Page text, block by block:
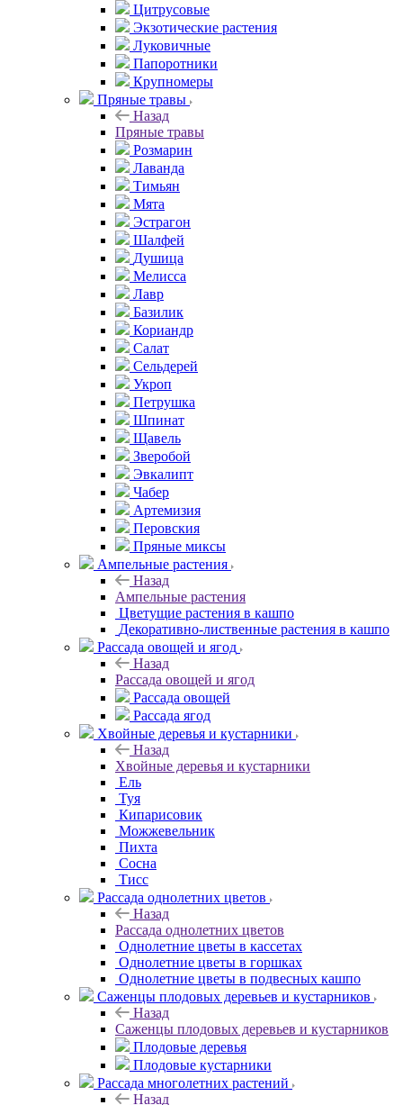
Цитрусовые
Экзотические растения
Луковичные
Папоротники
Крупномеры
Пряные травы
Назад
Пряные травы
Розмарин
Лаванда
Тимьян
Мята
Эстрагон
Шалфей
Душица
Мелисса
Лавр
Базилик
Кориандр
Салат
Сельдерей
Укроп
Петрушка
Шпинат
Щавель
Зверобой
Эвкалипт
Чабер
Артемизия
Перовския
Пряные миксы
Ампельные растения
Назад
Ампельные растения
Цветущие растения в кашпо
Декоративно-лиственные растения в кашпо
Рассада овощей и ягод
Назад
Рассада овощей и ягод
Рассада овощей
Рассада ягод
Хвойные деревья и кустарники
Назад
Хвойные деревья и кустарники
Ель
Туя
Кипарисовик
Можжевельник
Пихта
Сосна
Тисc
Рассада однолетних цветов
Назад
Рассада однолетних цветов
Однолетние цветы в кассетах
Однолетние цветы в горшках
Однолетние цветы в подвесных кашпо
Саженцы плодовых деревьев и кустарников
Назад
Саженцы плодовых деревьев и кустарников
Плодовые деревья
Плодовые кустарники
Рассада многолетних растений
Назад